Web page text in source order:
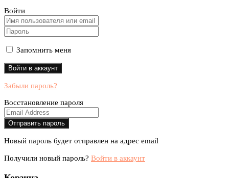
Войти
Запомнить меня
Забыли пароль?
Восстановление пароля
Новый пароль будет отправлен на адрес email
Получили новый пароль? Войти в аккаунт